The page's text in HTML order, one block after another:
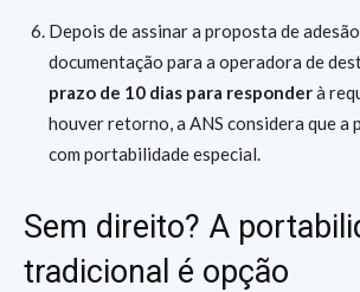
Depois de assinar a proposta de
documentação para a operadora de
prazo de 10 dias para responderà
houver retorno, a ANS considera que
com portabilidade especial.
Sem direito? A
tradicional é opção